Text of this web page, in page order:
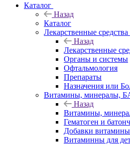
Каталог
Назад
Каталог
Лекарственные средства
Назад
Лекарственные
Органы и системы
Офтальмология
Препараты
Назначения или
Витамины, минералы,
Назад
Витамины,
Гематоген и
Добавки
Витаминны для